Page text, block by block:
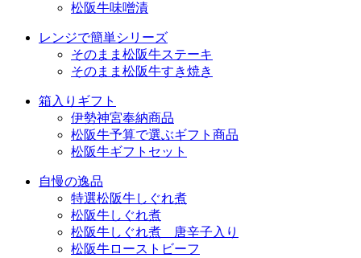
松阪牛味噌漬
レンジで簡単シリーズ
そのまま松阪牛ステーキ
そのまま松阪牛すき焼き
箱入りギフト
伊勢神宮奉納商品
松阪牛予算で選ぶギフト商品
松阪牛ギフトセット
自慢の逸品
特選松阪牛しぐれ煮
松阪牛しぐれ煮
松阪牛しぐれ煮 唐辛子入り
松阪牛ローストビーフ